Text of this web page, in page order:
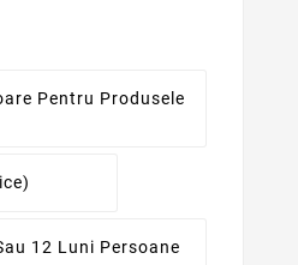
Pentru Produsele
12 Luni Persoane